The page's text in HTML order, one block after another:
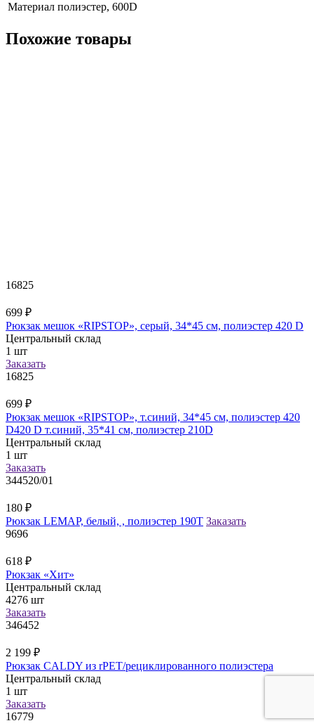
Материал полиэстер, 600D
Похожие товары
16825
699 ₽
Рюкзак мешок «RIPSTOP», серый, 34*45 см, полиэстер 420 D
Центральный склад
1 шт
Заказать
16825
699 ₽
Рюкзак мешок «RIPSTOP», т.синий, 34*45 см, полиэстер 420
D420 D т.синий, 35*41 см, полиэстер 210D
Центральный склад
1 шт
Заказать
344520/01
180 ₽
Рюкзак LEMAP, белый, , полиэстер 190Т Заказать
9696
618 ₽
Рюкзак «Хит»
Центральный склад
4276 шт
Заказать
346452
2 199 ₽
Рюкзак CALDY из rPET/рециклированного полиэстера
Центральный склад
1 шт
Заказать
16779